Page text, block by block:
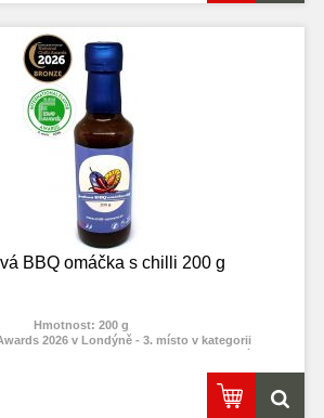
BBQ omáčka s chilli 200 g
Hmotnost: 200 g
2026 v Londýně - 3. místo v kategorii